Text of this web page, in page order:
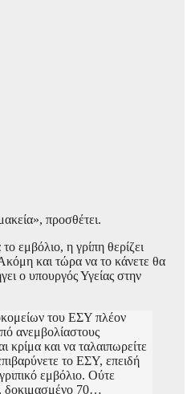
προσθέτει.
εμβόλιο, η γρίπη θερίζει
και τώρα να το κάνετε θα
ο υπουργός Υγείας στην
του ΕΣΥ πλέον
ανεμβολίαστους
κρίμα και να ταλαιπωρείτε
το ΕΣΥ, επειδή
εμβόλιο. Ούτε
δοκιμασμένο 70…